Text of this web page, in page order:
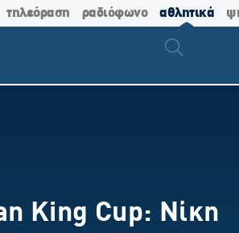
τηλεόραση ραδιόφωνο αθλητικά
King Cup: Νίκη